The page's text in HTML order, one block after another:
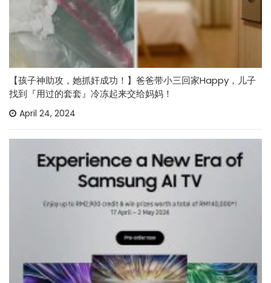
【孩子神助攻，她抓奸成功！】爸爸带小三回家Happy，儿子
找到『用过的套套』冷冻起来交给妈妈！
April 24, 2024